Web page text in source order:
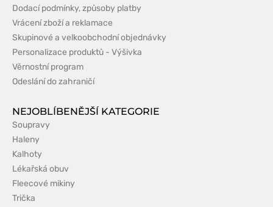
Dodací podmínky, způsoby platby
Vrácení zboží a reklamace
Skupinové a velkoobchodní objednávky
Personalizace produktů - Výšivka
Věrnostní program
Odeslání do zahraničí
NEJOBLÍBENĚJŠÍ KATEGORIE
Soupravy
Haleny
Kalhoty
Lékařská obuv
Fleecové mikiny
Trička